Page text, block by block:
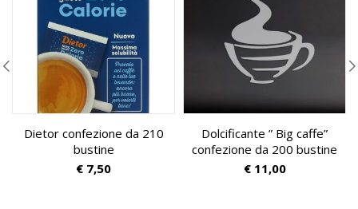
Dietor confezione da 210
bustine
€ 7,50
Dolcificante ” Big caffe”
confezione da 200 bustine
€11,00